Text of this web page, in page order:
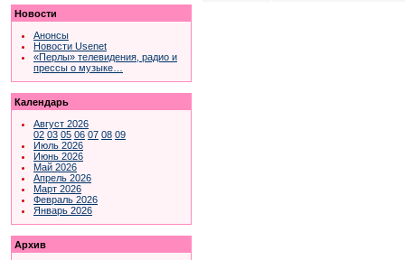
Новости
Анонсы
Новости Usenet
«Перлы» телевидения, радио и
прессы о музыке…
Календарь
Август 2026
02 03 05 06 07 08 09
Июль 2026
Июнь 2026
Май 2026
Апрель 2026
Март 2026
Февраль 2026
Январь 2026
Архив